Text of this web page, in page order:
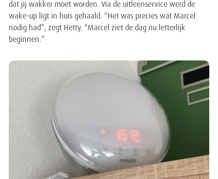
dat jij wakker moet worden. Via de uitleenservice werd de
wake-up ligt in huis gehaald. “Het was precies wat Marcel
nodig had”, zegt Hetty. “Marcel ziet de dag nu letterlijk
beginnen.”